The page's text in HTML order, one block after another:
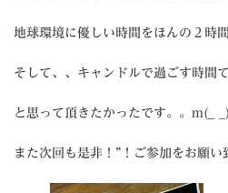
地球環境に優しい時間をほんの２時
そして、、キャンドルで過ごす時間
と思って頂きたかったです。。m(_
また次回も是非！”！ご参加をお願い